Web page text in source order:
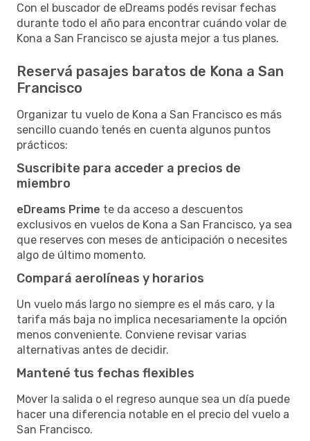
Con el buscador de eDreams podés revisar fechas
durante todo el año para encontrar cuándo volar de
Kona a San Francisco se ajusta mejor a tus planes.
Reservá pasajes baratos de Kona a San
Francisco
Organizar tu vuelo de Kona a San Francisco es más
sencillo cuando tenés en cuenta algunos puntos
prácticos:
Suscribite para acceder a precios de
miembro
eDreams Prime te da acceso a descuentos
exclusivos en vuelos de Kona a San Francisco, ya sea
que reserves con meses de anticipación o necesites
algo de último momento.
Compará aerolíneas y horarios
Un vuelo más largo no siempre es el más caro, y la
tarifa más baja no implica necesariamente la opción
menos conveniente. Conviene revisar varias
alternativas antes de decidir.
Mantené tus fechas flexibles
Mover la salida o el regreso aunque sea un día puede
hacer una diferencia notable en el precio del vuelo a
San Francisco.